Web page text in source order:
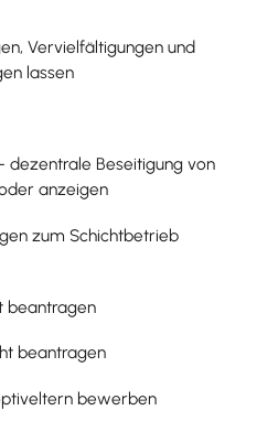
Vervielfältigungen und
lassen
dezentrale Beseitigung von
anzeigen
zum Schichtbetrieb
beantragen
beantragen
bewerben